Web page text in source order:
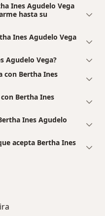
Ines Agudelo Vega
hasta su
Ines Agudelo Vega
Agudelo Vega?
con Bertha Ines
Bertha Ines
Ines Agudelo
acepta Bertha Ines